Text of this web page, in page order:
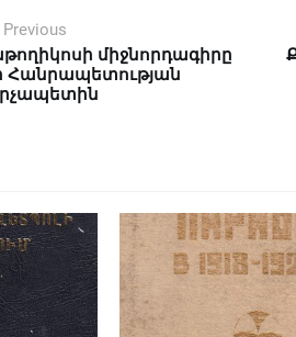
Previous
միջնորդագիրը
Հանրապետության